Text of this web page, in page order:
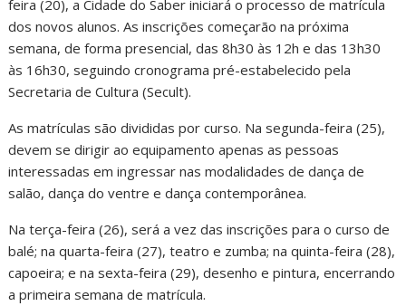
feira (20), a Cidade do Saber iniciará o processo de matrícula
dos novos alunos. As inscrições começarão na próxima
semana, de forma presencial, das 8h30 às 12h e das 13h30
às 16h30, seguindo cronograma pré-estabelecido pela
Secretaria de Cultura (Secult).
As matrículas são divididas por curso. Na segunda-feira (25),
devem se dirigir ao equipamento apenas as pessoas
interessadas em ingressar nas modalidades de dança de
salão, dança do ventre e dança contemporânea.
Na terça-feira (26), será a vez das inscrições para o curso de
balé; na quarta-feira (27), teatro e zumba; na quinta-feira (28),
capoeira; e na sexta-feira (29), desenho e pintura, encerrando
a primeira semana de matrícula.